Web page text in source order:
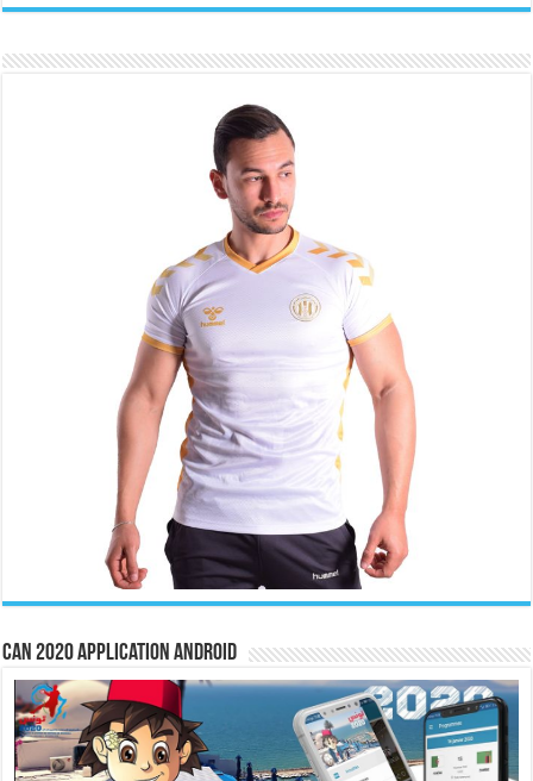
CAN 2020 Application Android